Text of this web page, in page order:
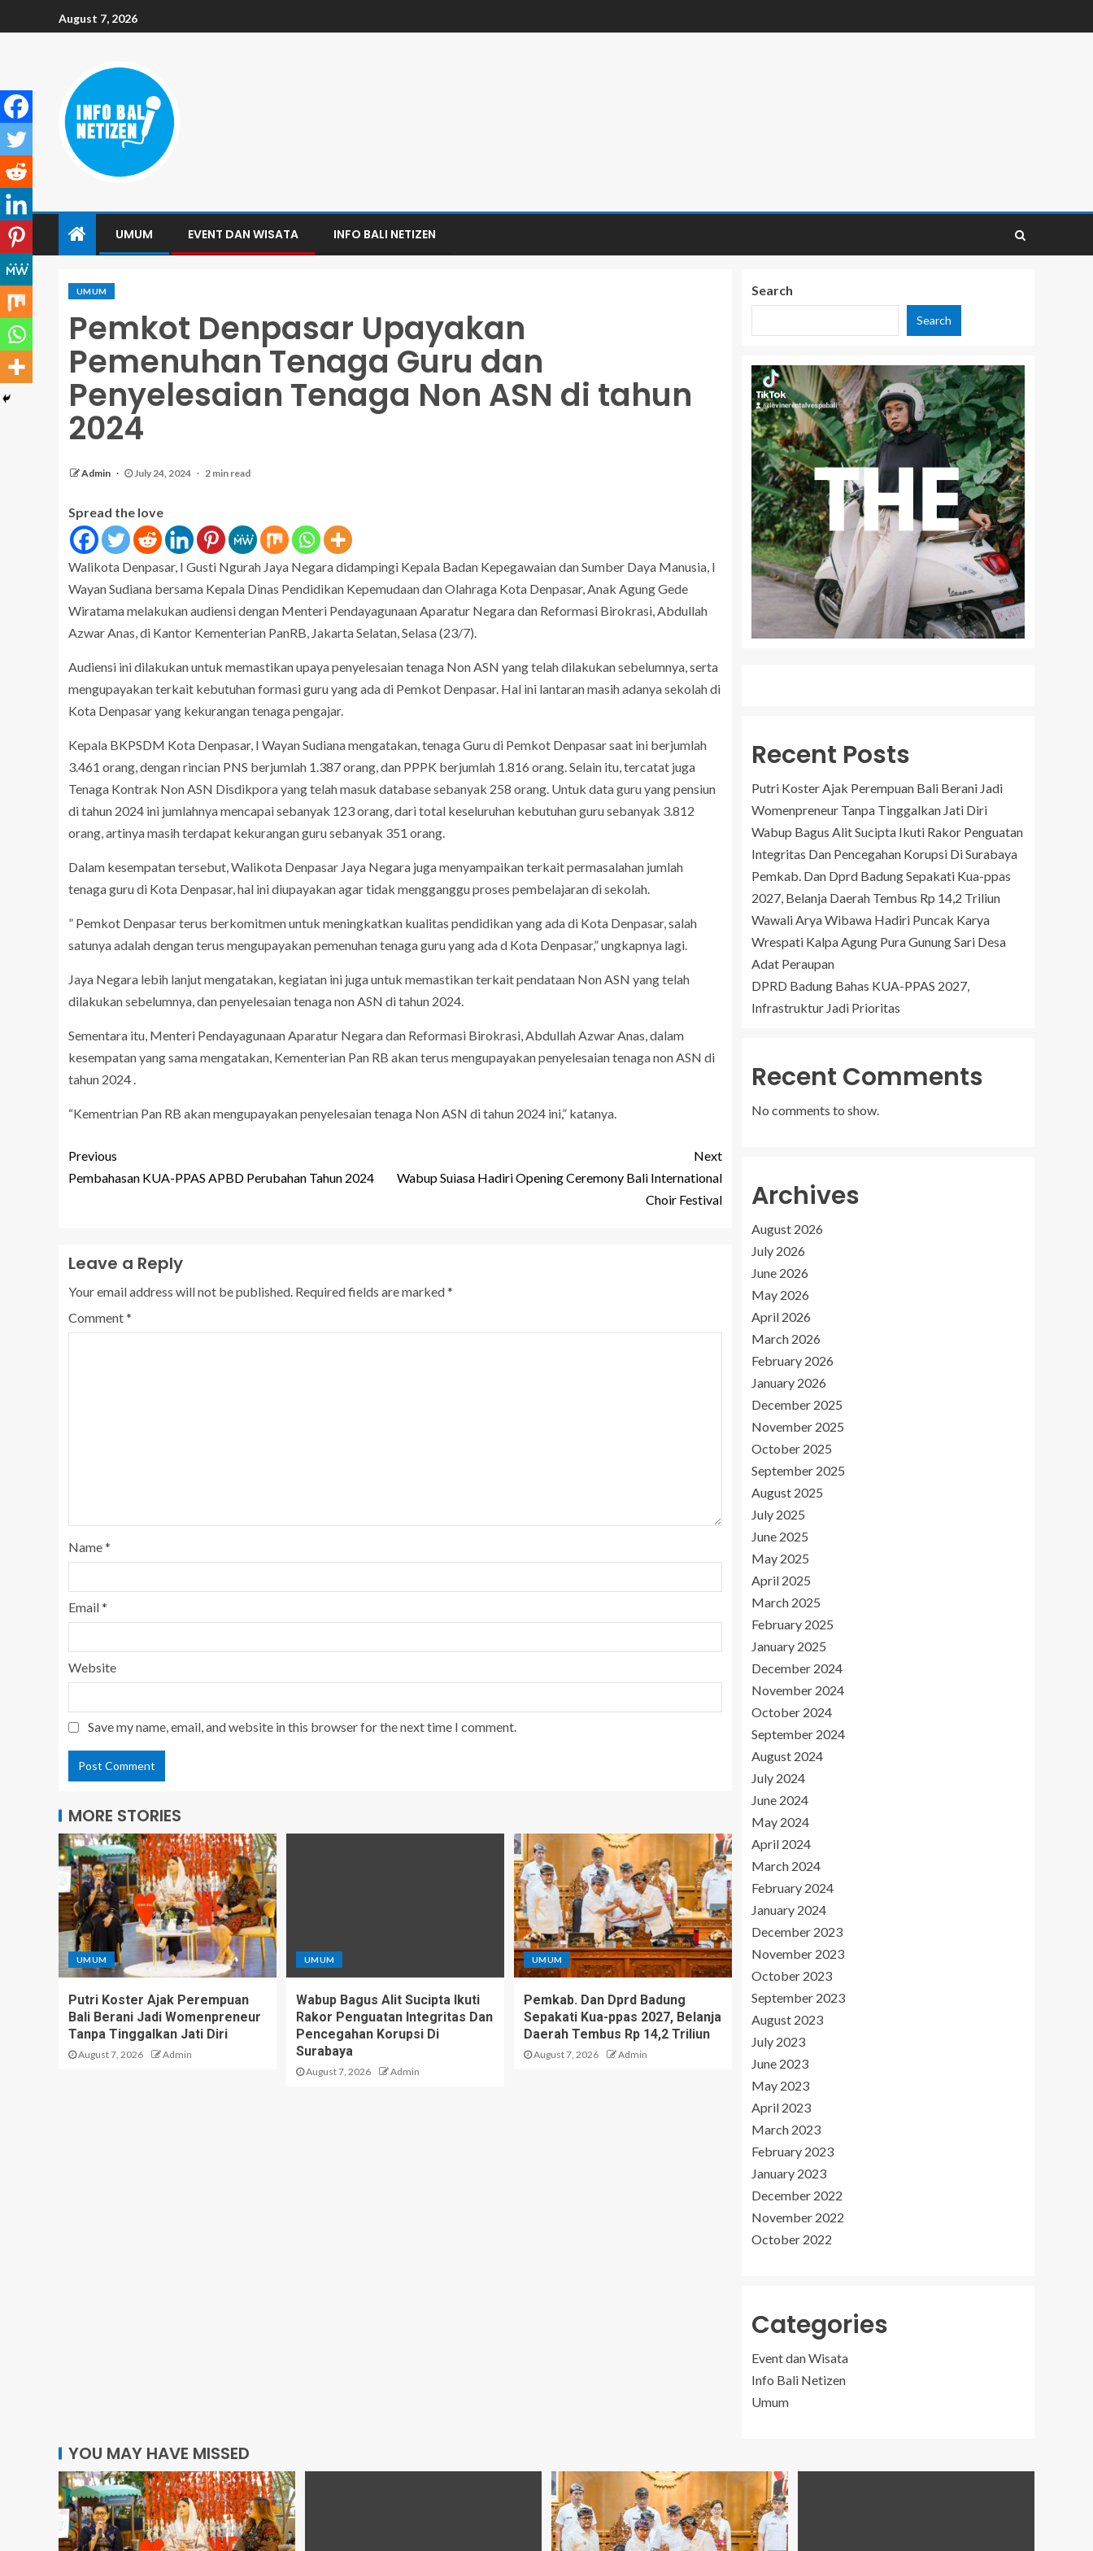
August 7, 2026
UMUM EVENT DAN WISATA INFO BALI NETIZEN
UMUM
Pemkot Denpasar Upayakan
Pemenuhan Tenaga Guru dan
Penyelesaian Tenaga Non ASN di tahun
2024
Admin July 24, 2024 2 min read
Spread the love
Walikota Denpasar, I Gusti Ngurah Jaya Negara didampingi Kepala Badan Kepegawaian dan Sumber Daya Manusia, I
Wayan Sudiana bersama Kepala Dinas Pendidikan Kepemudaan dan Olahraga Kota Denpasar, Anak Agung Gede
Wiratama melakukan audiensi dengan Menteri Pendayagunaan Aparatur Negara dan Reformasi Birokrasi, Abdullah
Azwar Anas, di Kantor Kementerian PanRB, Jakarta Selatan, Selasa (23/7).
Audiensi ini dilakukan untuk memastikan upaya penyelesaian tenaga Non ASN yang telah dilakukan sebelumnya, serta
mengupayakan terkait kebutuhan formasi guru yang ada di Pemkot Denpasar. Hal ini lantaran masih adanya sekolah di
Kota Denpasar yang kekurangan tenaga pengajar.
Kepala BKPSDM Kota Denpasar, I Wayan Sudiana mengatakan, tenaga Guru di Pemkot Denpasar saat ini berjumlah
3.461 orang, dengan rincian PNS berjumlah 1.387 orang, dan PPPK berjumlah 1.816 orang. Selain itu, tercatat juga
Tenaga Kontrak Non ASN Disdikpora yang telah masuk database sebanyak 258 orang. Untuk data guru yang pensiun
di tahun 2024 ini jumlahnya mencapai sebanyak 123 orang, dari total keseluruhan kebutuhan guru sebanyak 3.812
orang, artinya masih terdapat kekurangan guru sebanyak 351 orang.
Dalam kesempatan tersebut, Walikota Denpasar Jaya Negara juga menyampaikan terkait permasalahan jumlah
tenaga guru di Kota Denpasar, hal ini diupayakan agar tidak mengganggu proses pembelajaran di sekolah.
” Pemkot Denpasar terus berkomitmen untuk meningkatkan kualitas pendidikan yang ada di Kota Denpasar, salah
satunya adalah dengan terus mengupayakan pemenuhan tenaga guru yang ada d Kota Denpasar,” ungkapnya lagi.
Jaya Negara lebih lanjut mengatakan, kegiatan ini juga untuk memastikan terkait pendataan Non ASN yang telah
dilakukan sebelumnya, dan penyelesaian tenaga non ASN di tahun 2024.
Sementara itu, Menteri Pendayagunaan Aparatur Negara dan Reformasi Birokrasi, Abdullah Azwar Anas, dalam
kesempatan yang sama mengatakan, Kementerian Pan RB akan terus mengupayakan penyelesaian tenaga non ASN di
tahun 2024 .
“Kementrian Pan RB akan mengupayakan penyelesaian tenaga Non ASN di tahun 2024 ini,” katanya.
Previous
Pembahasan KUA-PPAS APBD Perubahan Tahun 2024
Next
Wabup Suiasa Hadiri Opening Ceremony Bali International
Choir Festival
Leave a Reply
Your email address will not be published. Required fields are marked*
Comment*
Name*
Email*
Website
Save my name, email, and website in this browser for the next time I comment.
MORE STORIES
UMUM
Putri Koster Ajak Perempuan
Bali Berani Jadi Womenpreneur
Tanpa Tinggalkan Jati Diri
August 7, 2026 Admin
UMUM
Wabup Bagus Alit Sucipta Ikuti
Rakor Penguatan Integritas Dan
Pencegahan Korupsi Di
Surabaya
August 7, 2026 Admin
UMUM
Pemkab. Dan Dprd Badung
Sepakati Kua-ppas 2027, Belanja
Daerah Tembus Rp 14,2 Triliun
August 7, 2026 Admin
Search
Search
Recent Posts
Putri Koster Ajak Perempuan Bali Berani Jadi
Womenpreneur Tanpa Tinggalkan Jati Diri
Wabup Bagus Alit Sucipta Ikuti Rakor Penguatan
Integritas Dan Pencegahan Korupsi Di Surabaya
Pemkab. Dan Dprd Badung Sepakati Kua-ppas
2027, Belanja Daerah Tembus Rp 14,2 Triliun
Wawali Arya Wibawa Hadiri Puncak Karya
Wrespati Kalpa Agung Pura Gunung Sari Desa
Adat Peraupan
DPRD Badung Bahas KUA-PPAS 2027,
Infrastruktur Jadi Prioritas
Recent Comments
No comments to show.
Archives
August 2026
July 2026
June 2026
May 2026
April 2026
March 2026
February 2026
January 2026
December 2025
November 2025
October 2025
September 2025
August 2025
July 2025
June 2025
May 2025
April 2025
March 2025
February 2025
January 2025
December 2024
November 2024
October 2024
September 2024
August 2024
July 2024
June 2024
May 2024
April 2024
March 2024
February 2024
January 2024
December 2023
November 2023
October 2023
September 2023
August 2023
July 2023
June 2023
May 2023
April 2023
March 2023
February 2023
January 2023
December 2022
November 2022
October 2022
Categories
Event dan Wisata
Info Bali Netizen
Umum
YOU MAY HAVE MISSED